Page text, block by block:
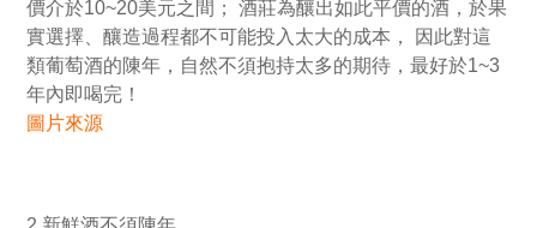
價介於10~20美元之間； 酒莊為釀出如此平價的酒，於果
實選擇、釀造過程都不可能投入太大的成本， 因此對這
類葡萄酒的陳年，自然不須抱持太多的期待，最好於1~3
年內即喝完！
圖片來源